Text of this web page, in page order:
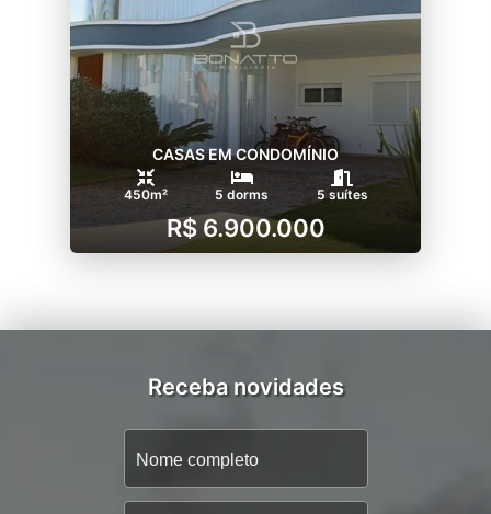
CASAS EM CONDOMÍNIO
450m² 5 dorms 5 suítes
R$ 6.900.000
Receba novidades